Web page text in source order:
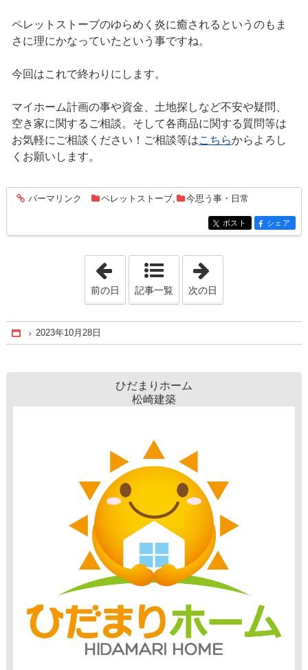
ペレットストーブのゆらめく炎に癒されるというのもま
さに理にかなっていたという事ですね。
今回はこれで終わりにします。
マイホーム計画の事や資金、土地探しなど不安や疑問、
空き家に関するご相談。そして各商品に関する質問等は
お気軽にご相談ください！ご相談等はこちらからよろし
くお願いします。
entry1631
パーマリンク ペレットストーブ, 今思う事・日常
entry1631
ポスト entry1631
シェア
「2023年10月25日」
前の日 記事一覧 次の日
Home
2023年10月28日
ひだまりホーム
松崎建築